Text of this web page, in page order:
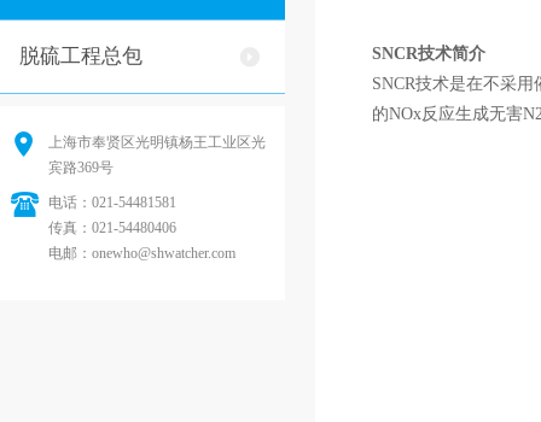
脱硫工程总包
上海市奉贤区光明镇杨王工业区光
宾路369号
电话：021-54481581
传真：021-54480406
电邮：onewho@shwatcher.com
SNCR技术简介
SNCR技术是在不采
的NOx反应生成无害